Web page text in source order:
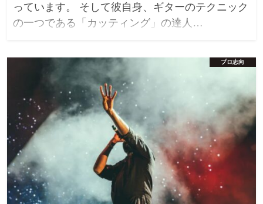
っています。 そして彼自身、ギターのテクニック
の一つである「カッティング」の達人…
プロ志向